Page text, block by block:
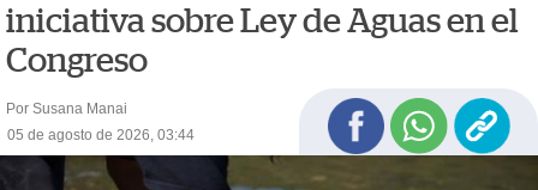
iniciativa sobre Ley de Aguas en el
Congreso
Por Susana Manai
05 de agosto de 2026, 03:44